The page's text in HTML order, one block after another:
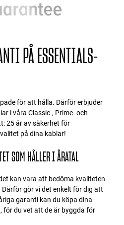
PÅ ESSENTIALS-
för att hålla. Därför erbjuder
i våra Classic-, Prime- och
25 år av säkerhet för
på dina kablar!
SOM HÅLLER I ÅRATAL
kan vara att bedöma kvaliteten
gör vi det enkelt för dig att
garanti kan du köpa dina
för du vet att de är byggda för